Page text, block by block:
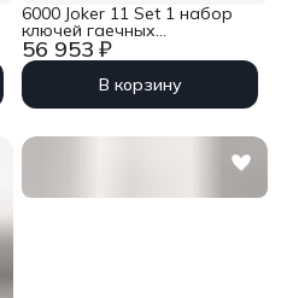
56 953 ₽
6000 Joker 11 Set 1 набор
ключей гаечных
комбинированных с
трещоткой, 11 пр., 8-19 мм
Wera WE-020013
В корзину